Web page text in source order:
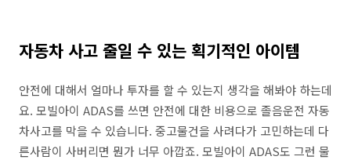
자동차 사고 줄일 수 있는 획기적인 아이템
안전에 대해서 얼마나 투자를 할 수 있는지 생각을 해봐야 하는데
요. 모빌아이 ADAS를 쓰면 안전에 대한 비용으로 졸음운전 자동
차사고를 막을 수 있습니다. 중고물건을 사려다가 고민하는데 다
른사람이 사버리면 뭔가 너무 아깝죠. 모빌아이 ADAS도 그런 물